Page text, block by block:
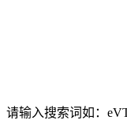
请输入搜索词如：